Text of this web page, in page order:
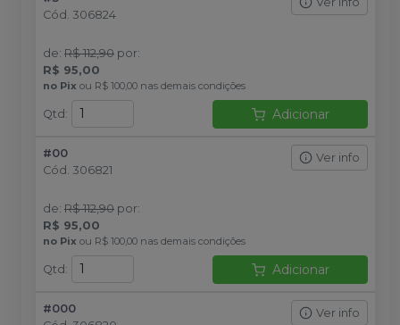
Cód. 306824
de: R$ 112,90 por:
R$ 95,00
no Pix ou R$ 100,00 nas demais condições
Qtd : Adicionar
#00
Cód. 306821
Ver info
de: R$ 112,90 por:
R$ 95,00
no Pix ou R$ 100,00 nas demais condições
Qtd : Adicionar
#000
Ver info